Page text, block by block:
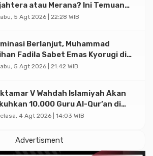
atau Merana? Ini Temuan
Paramadina
5 Agt 2026 | 22:28 WIB
Berlanjut, Muhammad
Fadila Sabet Emas Kyorugi di
Taekwondo Indonesia Open
5 Agt 2026 | 21:42 WIB
V Wahdah Islamiyah Akan
10.000 Guru Al-Qur’an di
Istiqlal
4 Agt 2026 | 14:03 WIB
Advertisment